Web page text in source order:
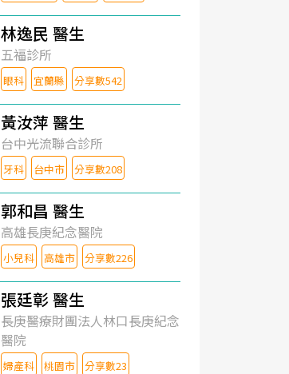
林逸民 醫生
五福診所
眼科 宜蘭縣 分享數542
黃汝萍 醫生
台中光流聯合診所
牙科 台中市 分享數208
郭和昌 醫生
高雄長庚紀念醫院
小兒科 高雄市 分享數226
張廷彰 醫生
長庚醫療財團法人林口長庚紀念
醫院
婦產科 桃園市 分享數23